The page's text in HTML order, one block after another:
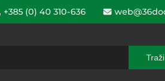
Traži
+385 (0) 40 310-636
Traži